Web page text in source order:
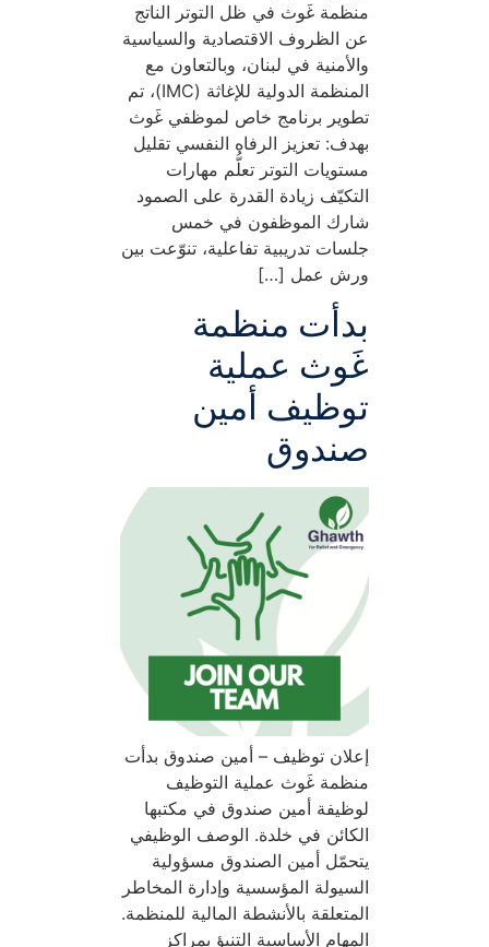
منظمة غَوث في ظل التوتر الناتج
عن الظروف الاقتصادية والسياسية
والأمنية في لبنان، وبالتعاون مع
المنظمة الدولية للإغاثة (IMC)، تم
تطوير برنامج خاص لموظفي غَوث
بهدف: تعزيز الرفاه النفسي تقليل
مستويات التوتر تعلُّم مهارات
التكيّف زيادة القدرة على الصمود
شارك الموظفون في خمس
جلسات تدريبية تفاعلية، تنوّعت بين
ورش عمل […]
بدأت منظمة
غَوث عملية
توظيف أمين
صندوق
إعلان توظيف – أمين صندوق بدأت
منظمة غَوث عملية التوظيف
لوظيفة أمين صندوق في مكتبها
الكائن في خلدة. الوصف الوظيفي
يتحمّل أمين الصندوق مسؤولية
السيولة المؤسسية وإدارة المخاطر
المتعلقة بالأنشطة المالية للمنظمة.
المهام الأساسية التنبؤ بمراكز